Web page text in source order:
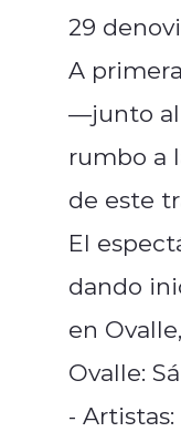
29
A
—junto al
rumbo a
de este
El
dando
en Ovalle,
Ovalle:
-